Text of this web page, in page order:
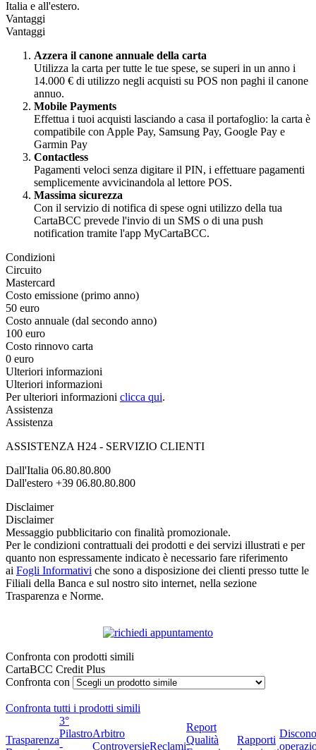
Italia e all'estero.
Vantaggi
Vantaggi
Azzera il canone annuale della carta
Utilizza la carta per tutte le tue spese, se superi in un anno i
14.000 € di utilizzo negli acquisti su POS non paghi il canone
annuo.
Mobile Payments
Effettua i tuoi acquisti lasciando a casa il portafoglio: la carta è
compatibile con Apple Pay, Samsung Pay, Google Pay e
Garmin Pay
Contactless
Pagamenti veloci senza digitare il PIN, i effettuare pagamenti
semplicemente avvicinandola al lettore POS.
Massima sicurezza
Con il servizio di notifica di spese ogni utilizzo della tua
CartaBCC prevede l'invio di un SMS o di una push
notification tramite l'app MyCartaBCC.
Condizioni
Circuito
Mastercard
Costo emissione (primo anno)
50 euro
Costo annuale (dal secondo anno)
100 euro
Costo rinnovo carta
0 euro
Ulteriori informazioni
Ulteriori informazioni
Per ulteriori informazioni clicca qui.
Assistenza
Assistenza
ASSISTENZA H24 - SERVIZIO CLIENTI
Dall'Italia 06.80.80.800
Dall'estero +39 06.80.80.800
Disclaimer
Disclaimer
Messaggio pubblicitario con finalità promozionale.
Per le condizioni contrattuali dei prodotti e dei servizi illustrati e per
quanto non espressamente indicato è necessario fare riferimento
ai Fogli Informativi che sono a disposizione dei clienti presso tutte le
Filiali della Banca e sul nostro sito internet, nella sezione
Trasparenza e Norme.
Confronta con prodotti simili
CartaBCC Credit Plus
Confronta con
Confronta tutti i prodotti simili
Trasparenza
3°
Pilastro
-
Arbitro
ControversieReclami
Report
Qualità
Rapporti